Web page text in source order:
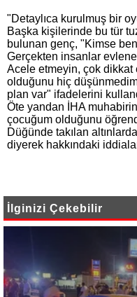
"Detaylıca kurulmuş bir
Başka kişilerinde bu tür
bulunan genç, "Kimse
Gerçekten insanlar
Acele etmeyin, çok
olduğunu hiç
plan var" ifadelerini
Öte yandan İHA
çocuğum olduğunu
Düğünde takılan
diyerek hakkındaki
İlginizi Çekebilir